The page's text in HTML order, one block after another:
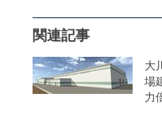
関連記事
大
場
力